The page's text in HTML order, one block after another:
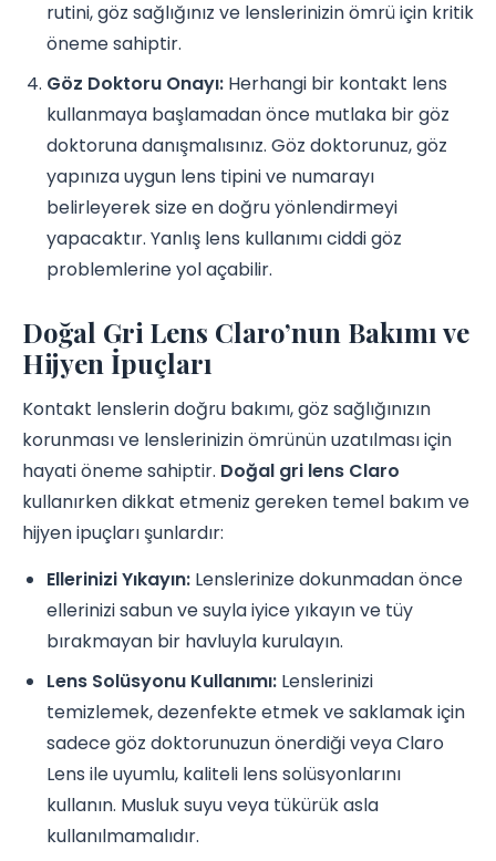
rutini, göz sağlığınız ve lenslerinizin ömrü için kritik
öneme sahiptir.
Göz Doktoru Onayı: Herhangi bir kontakt lens
kullanmaya başlamadan önce mutlaka bir göz
doktoruna danışmalısınız. Göz doktorunuz, göz
yapınıza uygun lens tipini ve numarayı
belirleyerek size en doğru yönlendirmeyi
yapacaktır. Yanlış lens kullanımı ciddi göz
problemlerine yol açabilir.
Doğal Gri Lens Claro’nun Bakımı ve
Hijyen İpuçları
Kontakt lenslerin doğru bakımı, göz sağlığınızın
korunması ve lenslerinizin ömrünün uzatılması için
hayati öneme sahiptir. Doğal gri lens Claro
kullanırken dikkat etmeniz gereken temel bakım ve
hijyen ipuçları şunlardır:
Ellerinizi Yıkayın: Lenslerinize dokunmadan önce
ellerinizi sabun ve suyla iyice yıkayın ve tüy
bırakmayan bir havluyla kurulayın.
Lens Solüsyonu Kullanımı: Lenslerinizi
temizlemek, dezenfekte etmek ve saklamak için
sadece göz doktorunuzun önerdiği veya Claro
Lens ile uyumlu, kaliteli lens solüsyonlarını
kullanın. Musluk suyu veya tükürük asla
kullanılmamalıdır.